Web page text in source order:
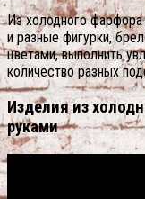
Из холодного фарфора
и разные фигурки,
цветами, выполнить
количество разных
Изделия из
руками